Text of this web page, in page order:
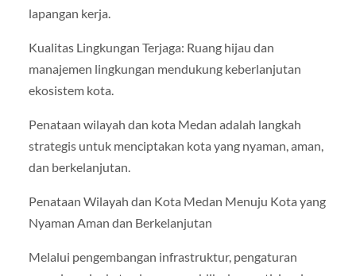
lapangan kerja.
Kualitas Lingkungan Terjaga: Ruang hijau dan
manajemen lingkungan mendukung keberlanjutan
ekosistem kota.
Penataan wilayah dan kota Medan adalah langkah
strategis untuk menciptakan kota yang nyaman, aman,
dan berkelanjutan.
Penataan Wilayah dan Kota Medan Menuju Kota yang
Nyaman Aman dan Berkelanjutan
Melalui pengembangan infrastruktur, pengaturan